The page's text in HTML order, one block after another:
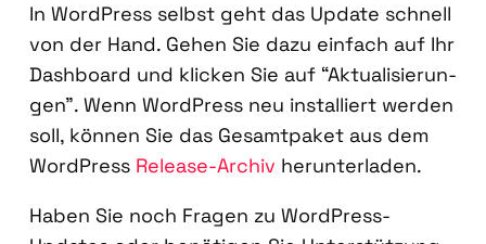
In Word­Press selbst geht das Update schnell
von der Hand. Gehen Sie dazu ein­fach auf Ihr
Dash­board und kli­cken Sie auf “Aktua­li­sie­run­
gen”. Wenn Word­Press neu instal­liert wer­den
soll, kön­nen Sie das Gesamt­pa­ket aus dem
Word­Press Release-Archiv her­un­ter­la­den.
Haben Sie noch Fra­gen zu Word­Press-